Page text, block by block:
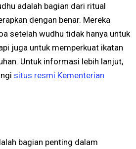
adalah bagian dari ritual
dengan benar. Mereka
setelah wudhu tidak hanya untuk
juga untuk memperkuat ikatan
Untuk informasi lebih lanjut,
situs resmi Kementerian
bagian penting dalam